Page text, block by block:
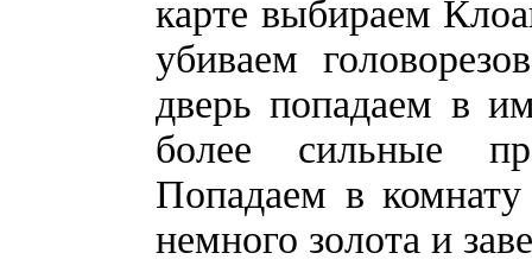
карте выбираем
убиваем
дверь попадаем в
более сильные
Попадаем в
немного золота и